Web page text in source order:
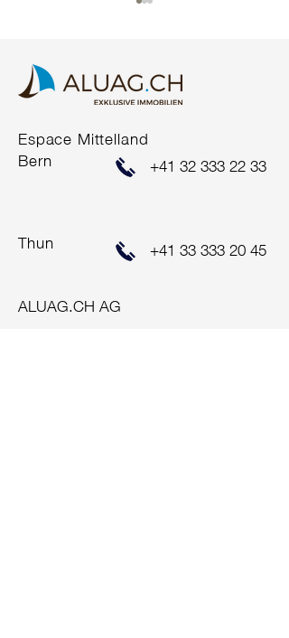
Espace Mittelland
Bern +41 32 333 22 33
Thun
+41 33 333 20 45
ALUAG.CH AG